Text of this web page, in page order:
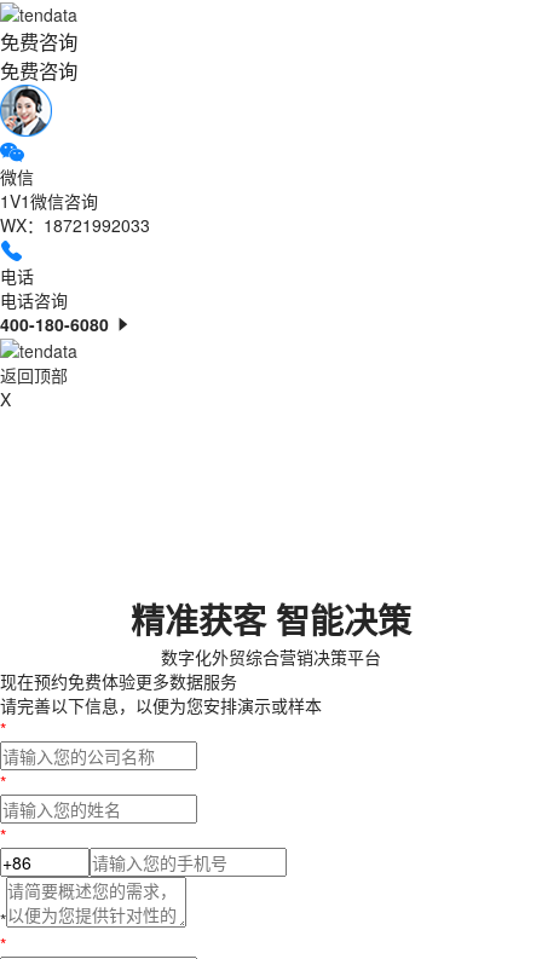
免费咨询
免费咨询
微信
1V1微信咨询
WX：18721992033
电话
电话咨询
400-180-6080
返回顶部
X
精准获客 智能决策
数字化外贸综合营销决策平台
现在预约免费体验更多数据服务
请完善以下信息，以便为您安排演示或样本
*
*
*
*
*